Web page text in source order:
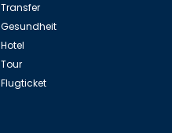
Transfer
Gesundheit
Hotel
Tour
Flugticket